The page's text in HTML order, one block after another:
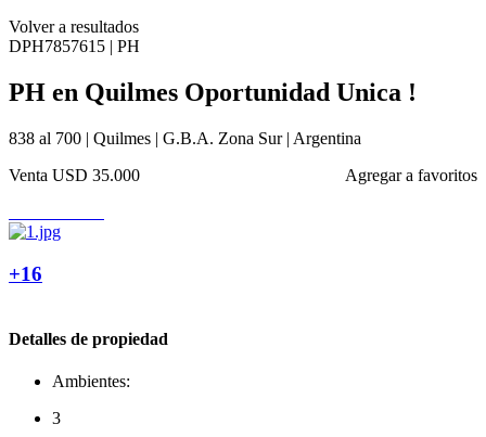
Volver a resultados
DPH7857615 | PH
PH en Quilmes Oportunidad Unica !
838 al 700 | Quilmes | G.B.A. Zona Sur | Argentina
Agregar a favoritos
Venta USD 35.000
+16
Detalles de propiedad
Ambientes:
3